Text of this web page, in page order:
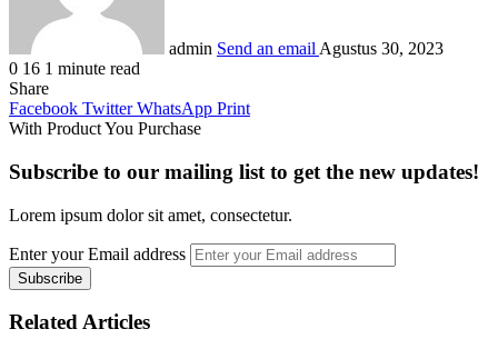
admin Send an email Agustus 30, 2023
0 16 1 minute read
Share
Facebook Twitter WhatsApp Print
With Product You Purchase
Subscribe to our mailing list to get the new updates!
Lorem ipsum dolor sit amet, consectetur.
Enter your Email address
Related Articles